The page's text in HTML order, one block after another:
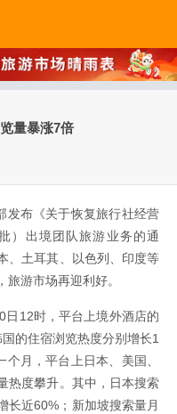
量暴涨7倍
发布《关于恢复旅行社经营
）出境团队旅游业务的通
、土耳其、以色列、印度等
游市场再迎利好。
日12时，平台上境外酒店的
的住宿浏览热度分别增长1
月，平台上日本、美国、
热度攀升。其中，日本搜索
长近60%；新加坡搜索量月